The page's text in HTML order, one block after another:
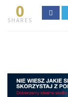
0
SHARES